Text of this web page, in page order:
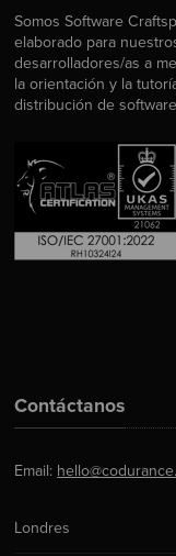
Somos Software
elaborado para
desarrolladores/as a
la orientación y la
distribución de
Contáctanos
Email:
Londres